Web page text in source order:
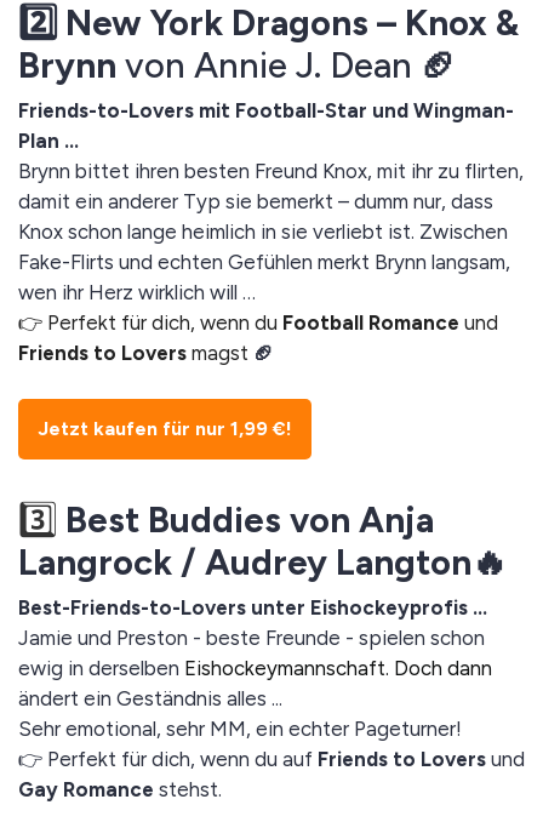
2️⃣ New York Dragons – Knox &
Brynn von Annie J. Dean 🏈
Friends-to-Lovers mit Football-Star und Wingman-
Plan …
Brynn bittet ihren besten Freund Knox, mit ihr zu flirten,
damit ein anderer Typ sie bemerkt – dumm nur, dass
Knox schon lange heimlich in sie verliebt ist. Zwischen
Fake-Flirts und echten Gefühlen merkt Brynn langsam,
wen ihr Herz wirklich will …
👉 Perfekt für dich, wenn du Football Romance und
Friends to Lovers magst 🏈
Jetzt kaufen für nur 1,99 €!
3️⃣ Best Buddies von Anja
Langrock / Audrey Langton🔥
Best-Friends-to-Lovers unter Eishockeyprofis ...
Jamie und Preston - beste Freunde - spielen schon
ewig in derselben Eishockeymannschaft. Doch dann
ändert ein Geständnis alles ...
Sehr emotional, sehr MM, ein echter Pageturner!
👉 Perfekt für dich, wenn du auf Friends to Lovers und
Gay Romance stehst.